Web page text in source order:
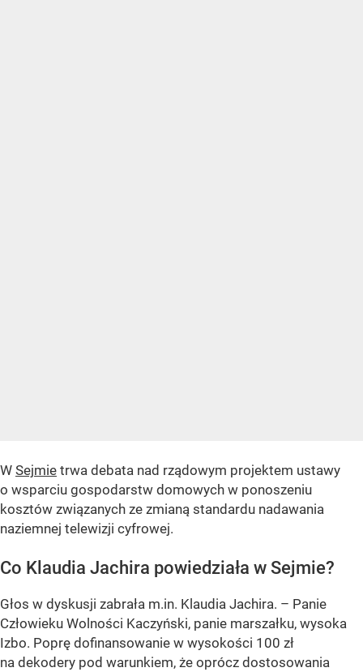
W Sejmie trwa debata nad rządowym projektem ustawy
o wsparciu gospodarstw domowych w ponoszeniu
kosztów związanych ze zmianą standardu nadawania
naziemnej telewizji cyfrowej.
Co Klaudia Jachira powiedziała w Sejmie?
Głos w dyskusji zabrała m.in. Klaudia Jachira. – Panie
Człowieku Wolności Kaczyński, panie marszałku, wysoka
Izbo. Poprę dofinansowanie w wysokości 100 zł
na dekodery pod warunkiem, że oprócz dostosowania